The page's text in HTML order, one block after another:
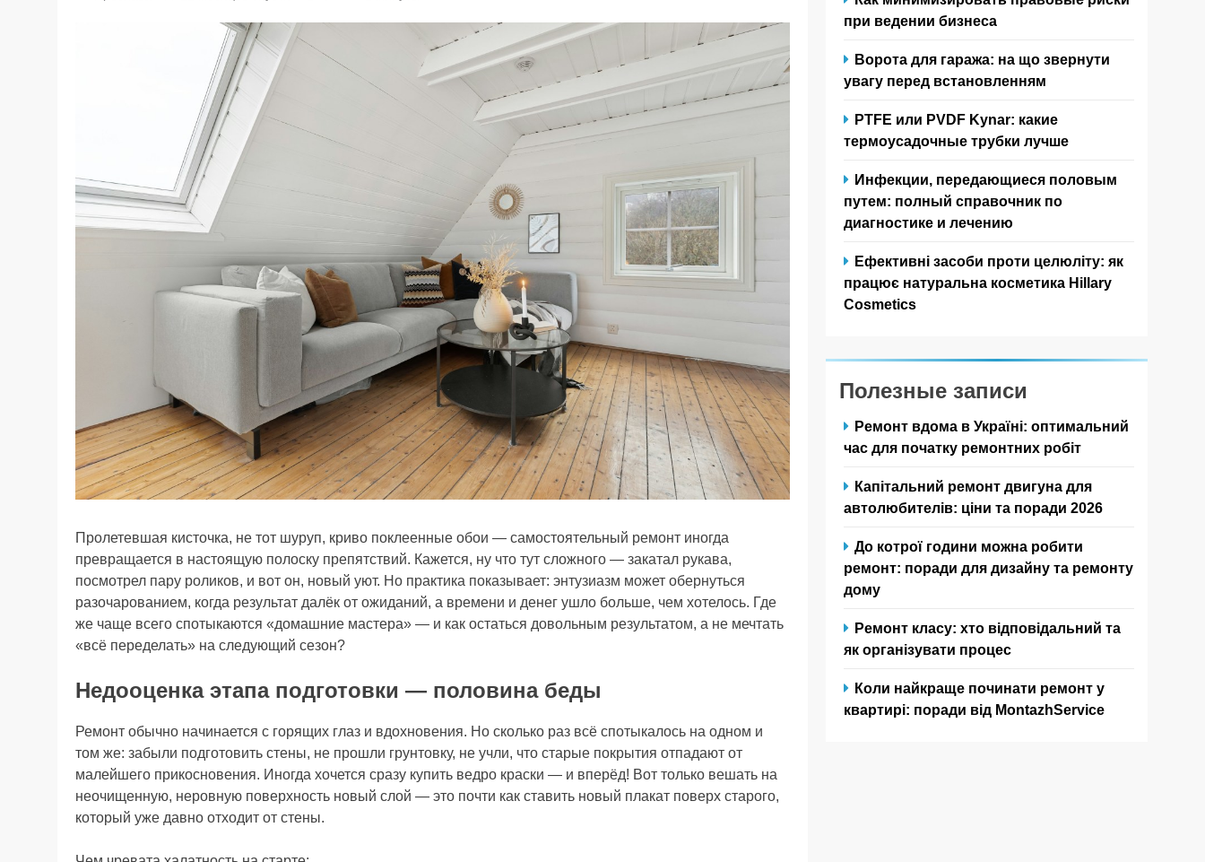
Пролетевшая кисточка, не тот шуруп, криво поклеенные обои — самостоятельный ремонт иногда
превращается в настоящую полоску препятствий. Кажется, ну что тут сложного — закатал рукава,
посмотрел пару роликов, и вот он, новый уют. Но практика показывает: энтузиазм может обернуться
разочарованием, когда результат далёк от ожиданий, а времени и денег ушло больше, чем хотелось. Где
же чаще всего спотыкаются «домашние мастера» — и как остаться довольным результатом, а не мечтать
«всё переделать» на следующий сезон?
Недооценка этапа подготовки — половина беды
Ремонт обычно начинается с горящих глаз и вдохновения. Но сколько раз всё спотыкалось на одном и
том же: забыли подготовить стены, не прошли грунтовку, не учли, что старые покрытия отпадают от
малейшего прикосновения. Иногда хочется сразу купить ведро краски — и вперёд! Вот только вешать на
неочищенную, неровную поверхность новый слой — это почти как ставить новый плакат поверх старого,
который уже давно отходит от стены.
при ведении бизнеса
Ворота для гаража: на що звернути
увагу перед встановленням
PTFE или PVDF Kynar: какие
термоусадочные трубки лучше
Инфекции, передающиеся половым
путем: полный справочник по
диагностике и лечению
Ефективні засоби проти целюліту: як
працює натуральна косметика Hillary
Cosmetics
Полезные записи
Ремонт вдома в Україні: оптимальний
час для початку ремонтних робіт
Капітальний ремонт двигуна для
автолюбителів: ціни та поради 2026
До котрої години можна робити
ремонт: поради для дизайну та ремонту
дому
Ремонт класу: хто відповідальний та
як організувати процес
Коли найкраще починати ремонт у
квартирі: поради від MontazhService